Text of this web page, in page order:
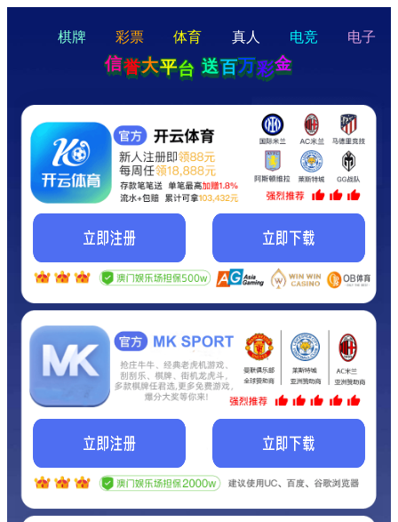
hello
Hey Guys!
我们即将上线啦...
我们的网站正在建设.
它将是非常棒的网站.